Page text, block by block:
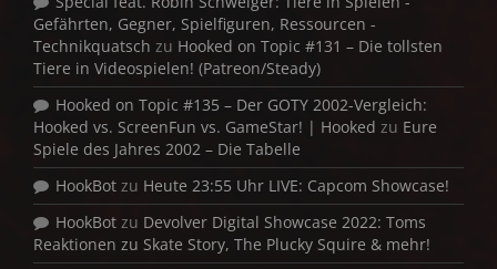
Gefährten, Gegner, Spielfiguren, Ressourcen -
Technikquatsch zu Hooked on Topic #131 – Die tollsten
Tiere in Videospielen! (Patreon/Steady)
Hooked on Topic #135 – Der GOTY 2002-Vergleich:
Hooked vs. ScreenFun vs. GameStar! | Hooked zu Eure
Spiele des Jahres 2002 – Die Tabelle
HookBot zu Heute 23:55 Uhr LIVE: Capcom Showcase!
HookBot zu Devolver Digital Showcase 2022: Toms
Reaktionen zu Skate Story, The Plucky Squire & mehr!